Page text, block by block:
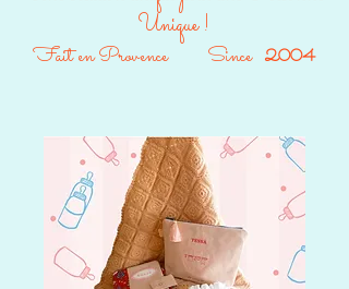
Unique !
Fait en Provence Since 2004